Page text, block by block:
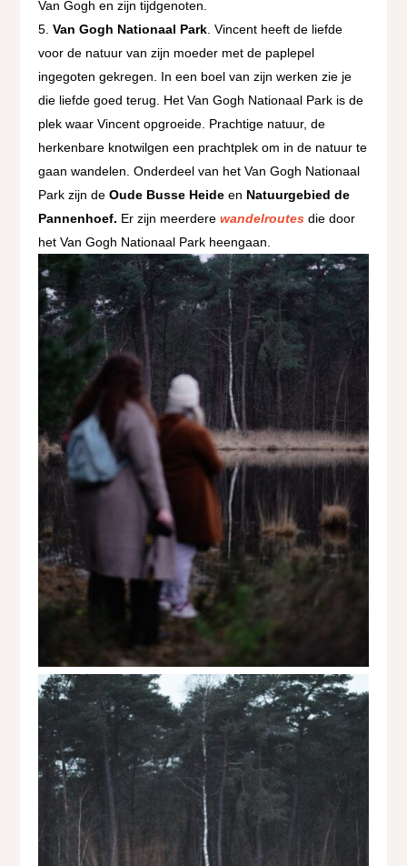
Van Gogh en zijn tijdgenoten.
Van Gogh Nationaal Park . Vincent heeft de liefde
voor de natuur van zijn moeder met de paplepel
ingegoten gekregen. In een boel van zijn werken zie je
die liefde goed terug. Het Van Gogh Nationaal Park is de
plek waar Vincent opgroeide. Prachtige natuur, de
herkenbare knotwilgen een prachtplek om in de natuur te
gaan wandelen. Onderdeel van het Van Gogh Nationaal
Park zijn deOude Busse Heide en Natuurgebied de
Pannenhoef. Er zijn meerderewandelroutes die door
het Van Gogh Nationaal Park heengaan.